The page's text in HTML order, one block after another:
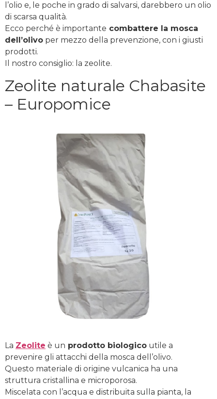
l’olio e, le poche in grado di salvarsi, darebbero un olio
di scarsa qualità.
Ecco perché è importante combattere la mosca
dell’olivo per mezzo della prevenzione, con i giusti
prodotti.
Il nostro consiglio: la zeolite.
Zeolite naturale Chabasite
– Europomice
La Zeolite è un prodotto biologico utile a
prevenire gli attacchi della mosca dell’olivo.
Questo materiale di origine vulcanica ha una
struttura cristallina e microporosa.
Miscelata con l’acqua e distribuita sulla pianta, la